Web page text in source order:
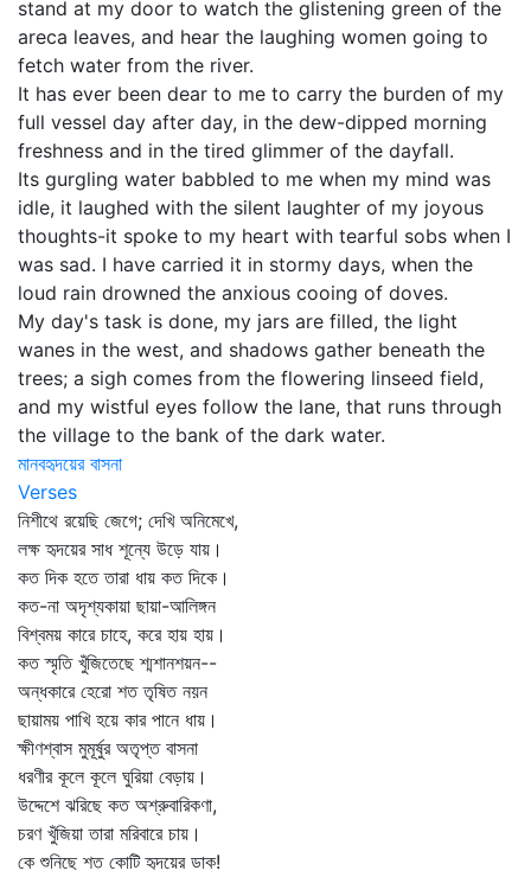
stand at my door to watch the glistening green of the
areca leaves, and hear the laughing women going to
fetch water from the river.
It has ever been dear to me to carry the burden of my
full vessel day after day, in the dew-dipped morning
freshness and in the tired glimmer of the dayfall.
Its gurgling water babbled to me when my mind was
idle, it laughed with the silent laughter of my joyous
thoughts-it spoke to my heart with tearful sobs when I
was sad. I have carried it in stormy days, when the
loud rain drowned the anxious cooing of doves.
My day's task is done, my jars are filled, the light
wanes in the west, and shadows gather beneath the
trees; a sigh comes from the flowering linseed field,
and my wistful eyes follow the lane, that runs through
the village to the bank of the dark water.
মানবহৃদয়ের বাসনা
Verses
নিশীথে রয়েছি জেগে; দেখি অনিমেখে,
লক্ষ হৃদয়ের সাধ শূন্যে উড়ে যায়।
কত দিক হতে তারা ধায় কত দিকে।
কত-না অদৃশ্যকায়া ছায়া-আলিঙ্গন
বিশ্বময় কারে চাহে, করে হায় হায়।
কত স্মৃতি খুঁজিতেছে শ্মশানশয়ন--
অন্ধকারে হেরো শত তৃষিত নয়ন
ছায়াময় পাখি হয়ে কার পানে ধায়।
ক্ষীণশ্বাস মুমূর্ষুর অতৃপ্ত বাসনা
ধরণীর কূলে কূলে ঘুরিয়া বেড়ায়।
উদ্দেশে ঝরিছে কত অশ্রুবারিকণা,
চরণ খুঁজিয়া তারা মরিবারে চায়।
কে শুনিছে শত কোটি হৃদয়ের ডাক!